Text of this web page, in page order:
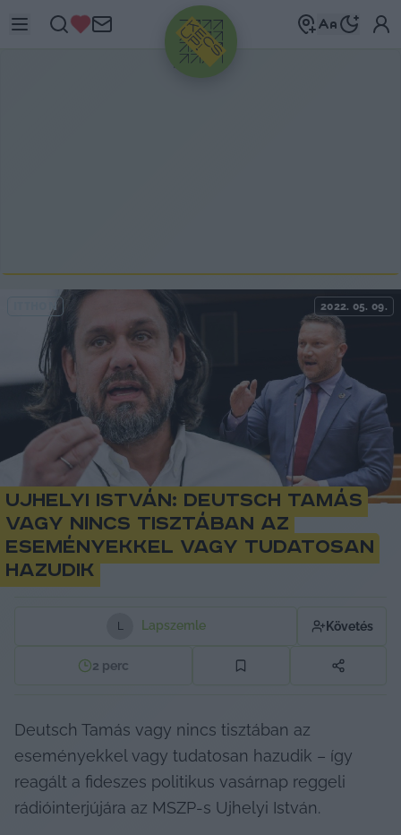
HIRDETÉS
ITTHON 2022. 05. 09.
Ujhelyi István: Deutsch Tamás
vagy nincs tisztában az
eseményekkel vagy tudatosan
hazudik
L Lapszemle Követés
2 perc
Deutsch Tamás vagy nincs tisztában az
eseményekkel vagy tudatosan hazudik – így
reagált a fideszes politikus vasárnap reggeli
rádióinterjújára az MSZP-s Ujhelyi István.